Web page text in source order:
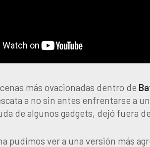
más ovacionadas dentro de
a no sin antes enfrentarse a
de algunos gadgets, dejó fuera
pudimos ver a una versión más